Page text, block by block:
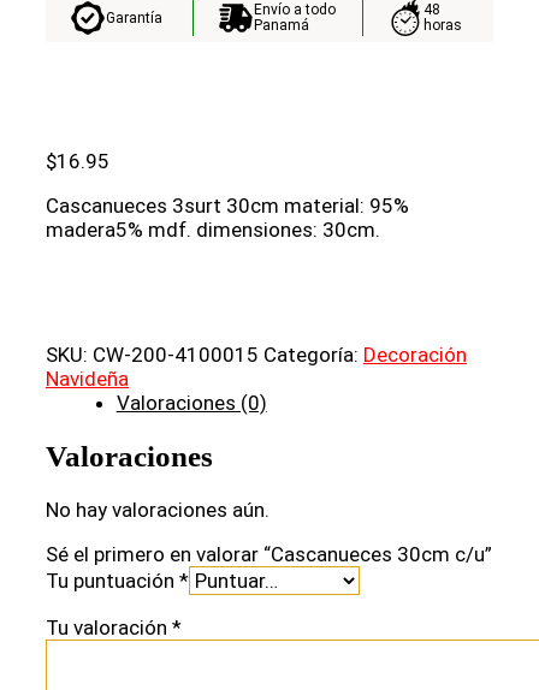
Garantía
Envío a todo
Panamá
48
horas
$16.95
Cascanueces 3surt 30cm material: 95%
madera5% mdf. dimensiones: 30cm.
SKU: CW-200-4100015 Categoría: Decoración
Navideña
Valoraciones (0)
Valoraciones
No hay valoraciones aún.
Sé el primero en valorar “Cascanueces 30cm c/u”
Tu puntuación *
Tu valoración *